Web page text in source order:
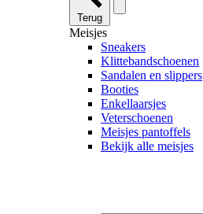
Terug
Meisjes
Sneakers
Klittebandschoenen
Sandalen en slippers
Booties
Enkellaarsjes
Veterschoenen
Meisjes pantoffels
Bekijk alle meisjes